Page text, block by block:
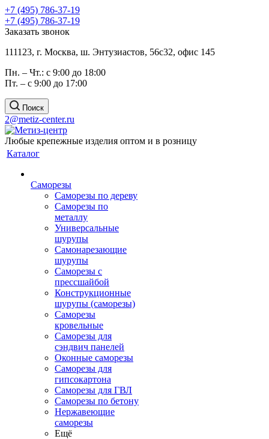
+7 (495) 786-37-19
+7 (495) 786-37-19
Заказать звонок
111123, г. Москва, ш. Энтузиастов, 56с32, офис 145
Пн. – Чт.: с 9:00 до 18:00
Пт. – с 9:00 до 17:00
Поиск
2@metiz-center.ru
Любые крепежные изделия оптом и в розницу
Каталог
Саморезы
Саморезы по дереву
Саморезы по
металлу
Универсальные
шурупы
Самонарезающие
шурупы
Саморезы с
прессшайбой
Конструкционные
шурупы (саморезы)
Саморезы
кровельные
Саморезы для
сэндвич панелей
Оконные саморезы
Саморезы для
гипсокартона
Саморезы для ГВЛ
Саморезы по бетону
Нержавеющие
саморезы
Ещё